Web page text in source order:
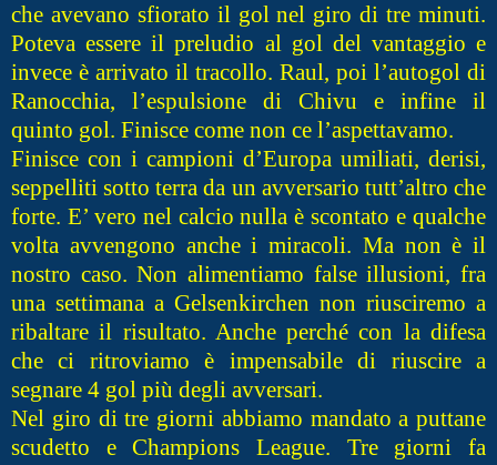
che avevano sfiorato il gol nel giro di tre minuti.
Poteva essere il preludio al gol del vantaggio e
invece è arrivato il tracollo. Raul, poi l’autogol di
Ranocchia, l’espulsione di Chivu e infine il
quinto gol. Finisce come non ce l’aspettavamo.
Finisce con i campioni d’Europa umiliati, derisi,
seppelliti sotto terra da un avversario tutt’altro che
forte. E’ vero nel calcio nulla è scontato e qualche
volta avvengono anche i miracoli. Ma non è il
nostro caso. Non alimentiamo false illusioni, fra
una settimana a Gelsenkirchen non riusciremo a
ribaltare il risultato. Anche perché con la difesa
che ci ritroviamo è impensabile di riuscire a
segnare 4 gol più degli avversari.
Nel giro di tre giorni abbiamo mandato a puttane
scudetto e Champions League. Tre giorni fa